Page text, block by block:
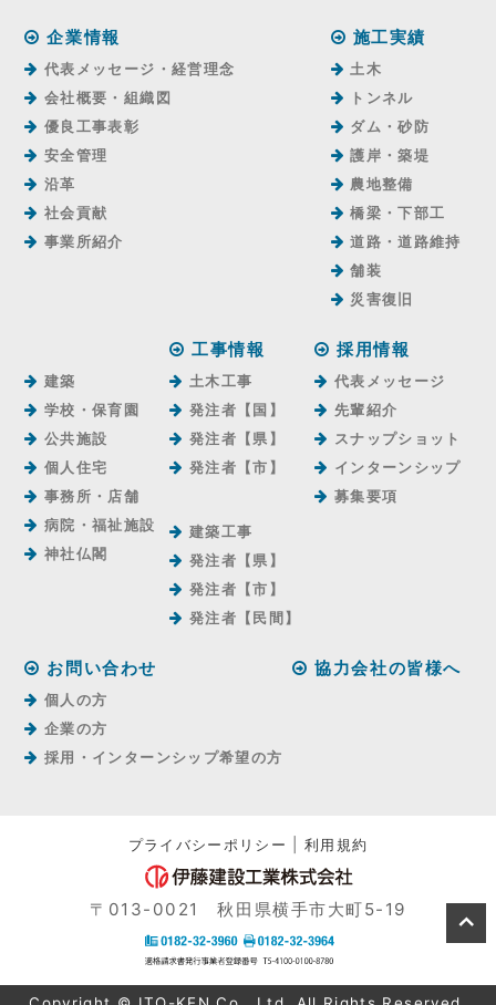
企業情報
代表メッセージ・経営理念
会社概要・組織図
優良工事表彰
安全管理
沿革
社会貢献
事業所紹介
施工実績
土木
トンネル
ダム・砂防
護岸・築堤
農地整備
橋梁・下部工
道路・道路維持
舗装
災害復旧
建築
学校・保育園
公共施設
個人住宅
事務所・店舗
病院・福祉施設
神社仏閣
工事情報
土木工事
発注者【国】
発注者【県】
発注者【市】
建築工事
発注者【県】
発注者【市】
発注者【⺠間】
採用情報
代表メッセージ
先輩紹介
スナップショット
インターンシップ
募集要項
お問い合わせ
個人の方
企業の方
採用・インターンシップ希望の方
協力会社の皆様へ
プライバシーポリシー |利用規約
〒013-0021 秋田県横手市大町5-19